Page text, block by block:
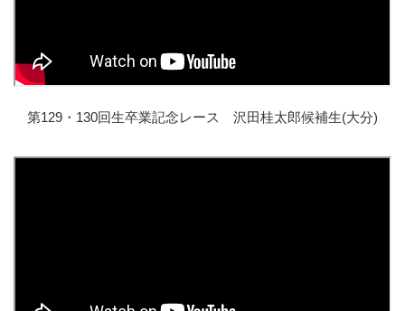
第129・130回生卒業記念レース 沢田桂太郎候補生(大分)